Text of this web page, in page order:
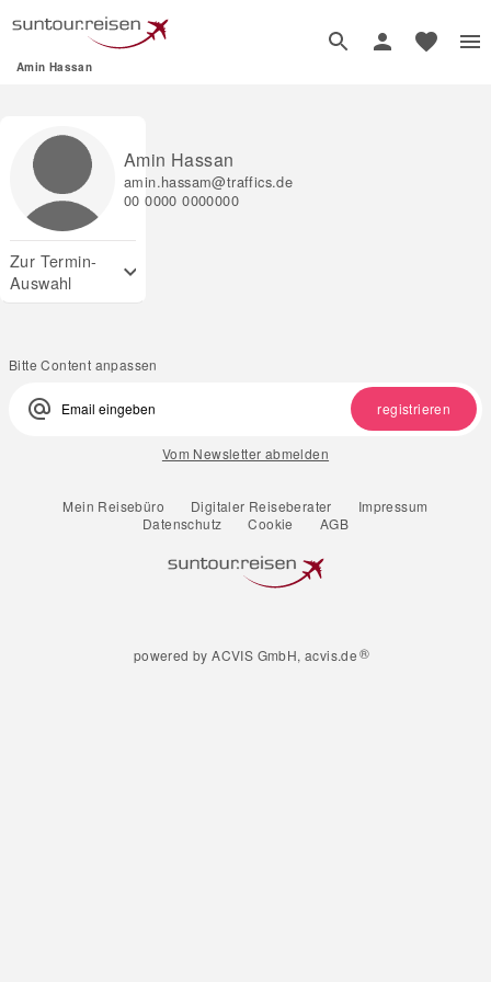
Amin Hassan
Amin Hassan
amin.hassam@traffics.de
00 0000 0000000
Zur Termin-
Auswahl
expand_more
Bitte Content anpassen
alternate_email registrieren
Vom Newsletter abmelden
Mein Reisebüro Digitaler Reiseberater
Impressum
Datenschutz
Cookie AGB
powered by ACVIS GmbH, acvis.de®